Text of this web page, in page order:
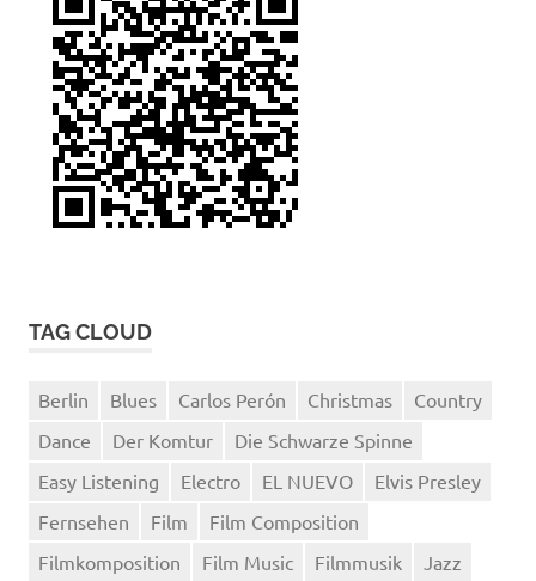
TAG CLOUD
Berlin Blues Carlos Perón Christmas
Country
Dance
Der Komtur
Die Schwarze Spinne
Easy Listening
Electro EL NUEVO
Elvis Presley
Fernsehen
Film
Film Composition
Filmkomposition
Film Music Filmmusik
Jazz